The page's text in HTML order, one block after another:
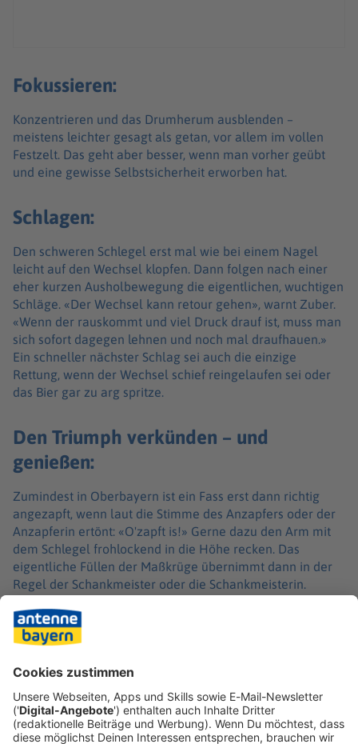
Fokussieren:
Konzentrieren und das Drumherum ausblenden –
meistens leichter gesagt als getan, vor allem im vollen
Festzelt. Das geht aber besser, wenn man vorher geübt
und eine gewisse Selbstsicherheit erworben hat.
Schlagen:
Den schweren Schlegel erst mal wie bei einem Nagel
leicht auf den Wechsel klopfen. Dann folgen nach einer
eher kurzen Ausholbewegung die eigentlichen, wuchtigen
Schläge. «Der Wechsel kann retour gehen», warnt Zuber.
«Wenn der rauskommt und viel Druck drauf ist, muss man
sich sofort dagegen lehnen und noch mal draufhauen.»
Ein schneller nächster Schlag sei auch die einzige
Rettung, wenn der Wechsel schief reingelaufen sei oder
das Bier gar zu arg spritze.
Den Triumph verkünden – und
genießen:
Zumindest in Oberbayern ist ein Fass erst dann richtig
angezapft, wenn laut die Stimme des Anzapfers oder der
Anzapferin ertönt: «O'zapft is!» Gerne dazu den Arm mit
dem Schlegel frohlockend in die Höhe recken. Das
eigentliche Füllen der Maßkrüge übernimmt dann in der
Regel der Schankmeister oder die Schankmeisterin.
Übrigens: Bierkönigin Katharina Kastenmüller hat sowohl
beim ersten Übungsfass als auch beim ersten vollen Fass
nur zwei höchst souveräne Schläge gebraucht. Kein
einziger Tropfen spritzte dabei heraus.